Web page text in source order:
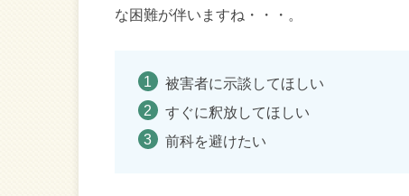
な困難が伴いますね・・・。
被害者に示談してほしい
すぐに釈放してほしい
前科を避けたい